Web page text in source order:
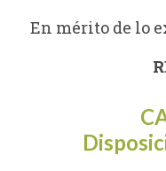
En mérito de lo